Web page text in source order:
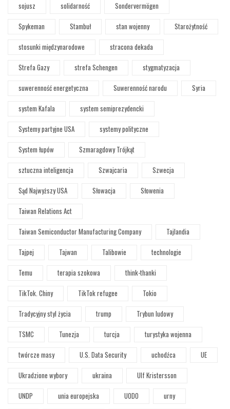
sojusz
solidarność
Sondervermögen
Spykeman
Stambuł stan wojenny
Starożytność
stosunki międzynarodowe
stracona dekada
Strefa Gazy
strefa Schengen
stygmatyzacja
suwerenność energetyczna
Suwerenność narodu
Syria
system Kafala
system semiprezydencki
Systemy partyjne USA
systemy polityczne
System łupów
Szmaragdowy Trójkąt
sztuczna inteligencja
Szwajcaria
Szwecja
Sąd Najwyższy USA
Słowacja
Słowenia
Taiwan Relations Act
Taiwan Semiconductor Manufacturing Company
Tajlandia
Tajpej
Tajwan Talibowie
technologie
Temu
terapia szokowa
think-thanki
TikTok. Chiny
TikTok refugee
Tokio
Tradycyjny styl życia
trump
Trybun ludowy
TSMC
Tunezja turcja
turystyka wojenna
twórcze masy
U.S. Data Security uchodźca
UE
Ukradzione wybory
ukraina
Ulf Kristersson
UNDP
unia europejska UODO
urny